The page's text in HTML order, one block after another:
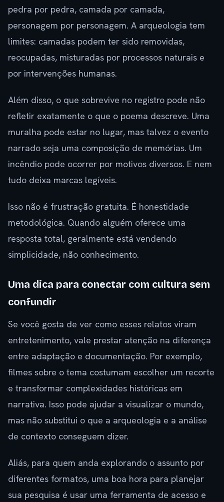
pedra por pedra, camada por camada,
personagem por personagem. A arqueologia tem
limites: camadas podem ter sido removidas,
reocupadas, misturadas por processos naturais e
por intervenções humanas.
Além disso, o que sobrevive no registro pode não
refletir exatamente o que o poema descreve. Uma
muralha pode estar no lugar, mas talvez o evento
narrado seja uma composição de memórias. Um
incêndio pode ocorrer por motivos diversos. E nem
tudo deixa marcas legíveis.
Isso não é frustração gratuita. É honestidade
metodológica. Quando alguém oferece uma
resposta total, geralmente está vendendo
simplicidade, não conhecimento.
Uma dica para conectar com cultura sem
confundir
Se você gosta de ver como esses relatos viram
entretenimento, vale prestar atenção na diferença
entre adaptação e documentação. Por exemplo,
filmes sobre o tema costumam escolher um recorte
e transformar complexidades históricas em
narrativa. Isso pode ajudar a visualizar o mundo,
mas não substitui o que a arqueologia e a análise
de contexto conseguem dizer.
Aliás, para quem anda explorando o assunto por
diferentes formatos, uma boa hora para planejar
sua pesquisa é usar uma ferramenta de acesso e